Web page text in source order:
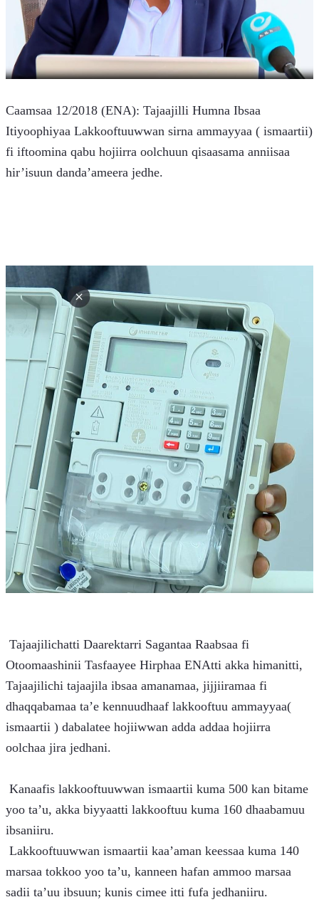
Caamsaa 12/2018 (ENA): Tajaajilli Humna Ibsaa
Itiyoophiyaa Lakkooftuuwwan sirna ammayyaa ( ismaartii)
fi iftoomina qabu hojiirra oolchuun qisaasama anniisaa
hir’isuun danda’ameera jedhe.
Otoomaashinii Tasfaayee Hirphaa ENAtti akka himanitti,
Tajaajilichi tajaajila ibsaa amanamaa, jijjiiramaa fi
dhaqqabamaa ta’e kennuudhaaf lakkooftuu ammayyaa(
ismaartii ) dabalatee hojiiwwan adda addaa hojiirra
oolchaa jira jedhani.
yoo ta’u, akka biyyaatti lakkooftuu kuma 160 dhaabamuu
ibsaniiru.
marsaa tokkoo yoo ta’u, kanneen hafan ammoo marsaa
sadii ta’uu ibsuun; kunis cimee itti fufa jedhaniiru.